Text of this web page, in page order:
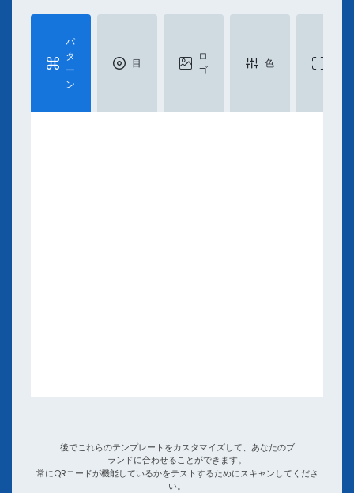
SMS QRコードジェネレータ
Email QRコードジェネレータ
MP3およびオーディオQRコードジェネレータ
パ
タ
ー
ン
目
ロ
ゴ
色
後でこれらのテンプレートをカスタマイズして、あなたのブ
ランドに合わせることができます。
常にQRコードが機能しているかをテストするためにスキャンしてくださ
い。